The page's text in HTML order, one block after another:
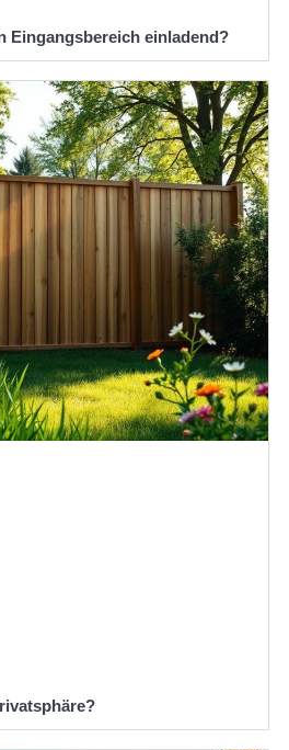
Eingangsbereich einladend?